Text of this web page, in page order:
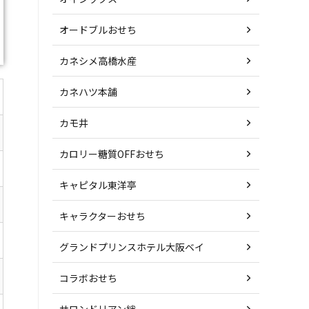
オードブルおせち
カネシメ高橋水産
カネハツ本舗
カモ井
カロリー糖質OFFおせち
キャピタル東洋亭
キャラクターおせち
グランドプリンスホテル大阪ベイ
コラボおせち